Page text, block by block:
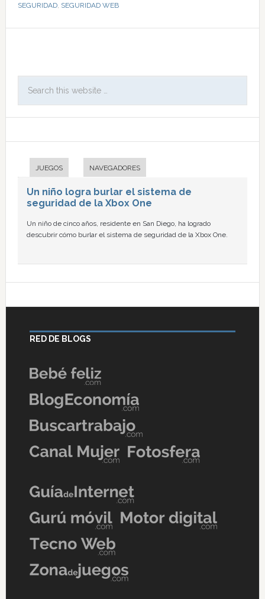
SEGURIDAD, SEGURIDAD WEB
JUEGOS NAVEGADORES
Un niño logra burlar el sistema de
seguridad de la Xbox One
Un niño de cinco años, residente en San Diego, ha logrado
descubrir cómo burlar el sistema de seguridad de la Xbox One.
RED DE BLOGS